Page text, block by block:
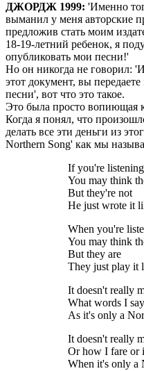
ДЖОРДЖ 1999: 'Именно
выманил у меня авторские
предложив стать моим
18-19-летний ребенок, я
опубликовать мои песни!'
Но он никогда не говорил:
этот документ, вы
песни', вот что это такое.
Это была просто вопиющая
Когда я понял, что
делать все эти деньги из
Northern Song' как мы
If you're
You may think
But they're not
He just wrote it
When you're
You may think
But they are
They just play it
It doesn't really
What words I
As it's only a
It doesn't really
Or how I fare or
When it's only a